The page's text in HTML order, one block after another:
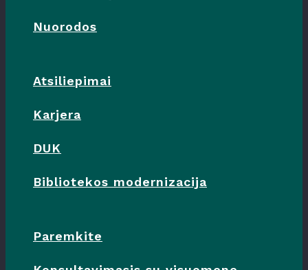
Nuorodos
Atsiliepimai
Karjera
DUK
Bibliotekos modernizacija
Paremkite